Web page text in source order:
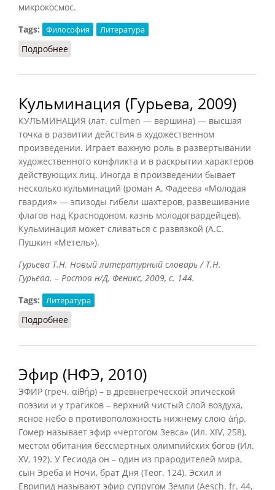
микрокосмос.
Tags:
Философия Литература
Подробнее
Кульминация (Гурьева, 2009)
КУЛЬМИНАЦИЯ (лат. culmen — вершина) — высшая
точка в развитии действия в художественном
произведении. Играет важную роль в развертывании
художественного конфликта и в раскрытии характеров
действующих лиц. Иногда в произведении бывает
несколько кульминаций (роман А. Фадеева «Молодая
гвардия» — эпизоды гибели шахтеров, развешивание
флагов над Краснодоном, казнь молодогвардейцев).
Кульминация может сливаться с развязкой (А.С.
Пушкин «Метель»).
Гурьева Т.Н. Новый литературный словарь / Т.Н.
Гурьева. – Ростов н/Д, Феникс, 2009, с. 144.
Tags:
Литература
Подробнее
Эфир (НФЭ, 2010)
ЭФИР (греч. αἰθήρ) – в древнегреческой эпической
поэзии и у трагиков – верхний чистый слой воздуха,
ясное небо в противоположность нижнему слою ἀήρ.
Гомер называет эфир «чертогом Зевса» (Ил. ХIѴ, 258),
местом обитания бессмертных олимпийских богов (Ил.
XV, 192). У Гесиода он – один из прародителей мира,
сын Эреба и Ночи, брат Дня (Теог. 124). Эсхил и
Еврипид называют эфир супругом Земли (Aesch. fr. 44,